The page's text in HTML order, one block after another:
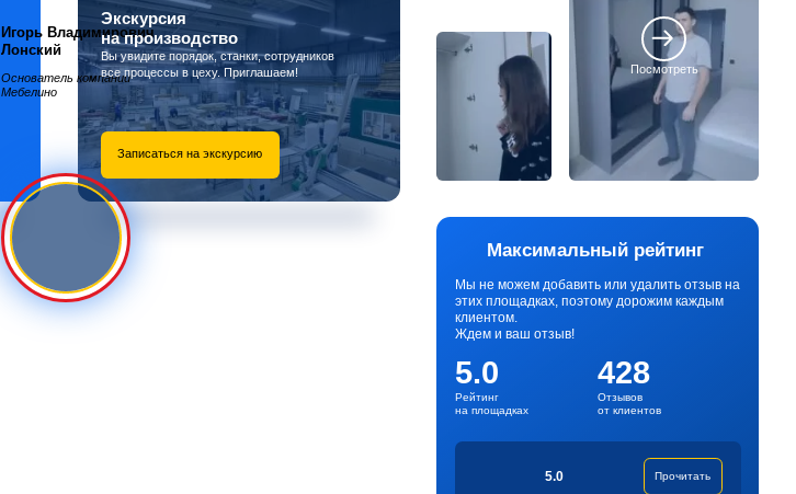
Игорь Владимирович
Лонский
Основатель компании
Мебелино
Экскурсия
на производство
Вы увидите порядок, станки, сотрудников
все процессы в цеху. Приглашаем!
Записаться на экскурсию
Посмотреть
Максимальный рейтинг
Мы не можем добавить или удалить отзыв на
этих площадках, поэтому дорожим каждым
клиентом.
Ждем и ваш отзыв!
5.0
Рейтинг
на площадках
428
Отзывов
от клиентов
5.0 Прочитать